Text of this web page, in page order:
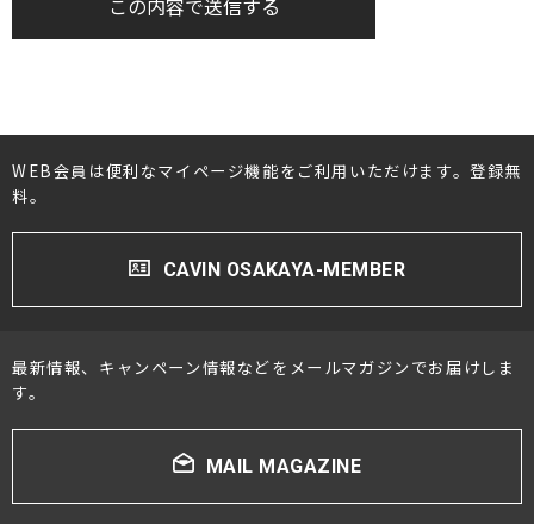
この内容で送信する
WEB会員は便利なマイページ機能をご利用いただけます。登録無
料。
CAVIN OSAKAYA-MEMBER
最新情報、キャンペーン情報などをメールマガジンでお届けしま
す。
MAIL MAGAZINE